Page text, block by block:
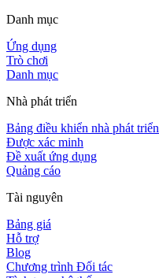
Danh mục
Ứng dụng
Trò chơi
Danh mục
Nhà phát triển
Bảng điều khiển nhà phát triển
Được xác minh
Đề xuất ứng dụng
Quảng cáo
Tài nguyên
Bảng giá
Hỗ trợ
Blog
Chương trình Đối tác